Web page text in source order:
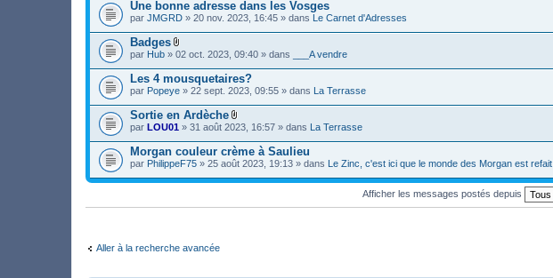
t
)
r
(
j
o
i
n
t
s
)
h
i
e
(
)
j
o
i
n
t
s
)
Une bonne adresse dans les Vosges
par JMGRD » 20 nov. 2023, 16:45 » dans Le Carnet d'Adresses
Badges
F
c
h
e
(
)
j
o
i
(
par Hub » 02 oct. 2023, 09:40 » dans ___A vendre
Les 4 mousquetaires?
par Popeye » 22 sept. 2023, 09:55 » dans La Terrasse
Sortie en Ardèche
F
c
h
i
e
s
par LOU01 » 31 août 2023, 16:57 » dans La Terrasse
Morgan couleur crème à Saulieu
par PhilippeF75 » 25 août 2023, 19:13 » dans Le Zinc, c'est ici que le monde des Morgan est refait.
Afficher les messages postés depuis
Aller à la recherche avancée